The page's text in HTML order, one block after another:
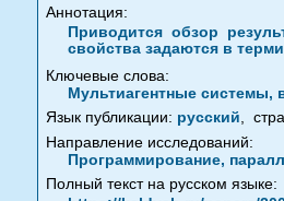
Аннотация:
Приводится обзор
свойства задаются в
Ключевые слова:
Мультиагентные системы,
Язык публикации: русский,
Направление исследований:
Программирование,
Полный текст на русском языке: